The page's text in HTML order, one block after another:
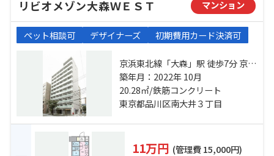
リビオメゾン大森ＷＥＳＴ マンション
ペット相談可 デザイナーズ 初期費用カード決済可
京浜東北線「大森」駅 徒歩7分 京急
本線「大森海岸」駅 徒歩4分 東京モ
ノレール「大井競馬場前」駅 徒歩
22分
築年月：2022年 10月
20.28㎡/鉄筋コンクリート
東京都品川区南大井３丁目
11万円 (管理費 15,000円)